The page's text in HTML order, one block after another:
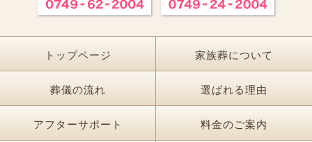
トップページ 家族葬について
葬儀の流れ 選ばれる理由
アフターサポート 料金のご案内